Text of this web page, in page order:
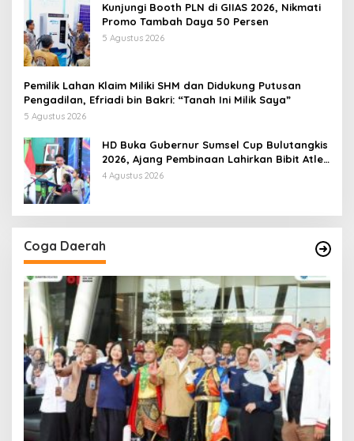
Kunjungi Booth PLN di GIIAS 2026, Nikmati
Promo Tambah Daya 50 Persen
5 Agustus 2026
Pemilik Lahan Klaim Miliki SHM dan Didukung Putusan
Pengadilan, Efriadi bin Bakri: “Tanah Ini Milik Saya”
5 Agustus 2026
HD Buka Gubernur Sumsel Cup Bulutangkis
2026, Ajang Pembinaan Lahirkan Bibit Atlet
Baru
4 Agustus 2026
Coga Daerah